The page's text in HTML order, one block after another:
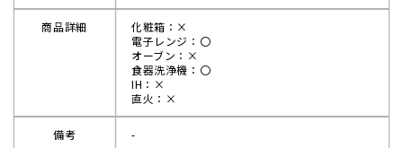
商品詳細
化粧箱：×
電子レンジ：〇
オーブン：×
食器洗浄機：〇
IH：×
直火：×
備考 -